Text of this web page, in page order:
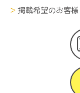
■情報の削
当サイトに
る媒体形式
に関する情
は変更でき
人確認を、
掲載希望のお客様